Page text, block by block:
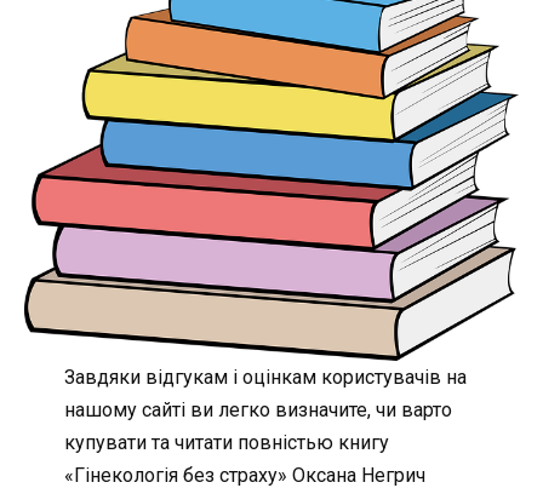
Завдяки відгукам і оцінкам користувачів на
нашому сайті ви легко визначите, чи варто
купувати та читати повністью книгу
«Гінекологія без страху» Оксана Негрич